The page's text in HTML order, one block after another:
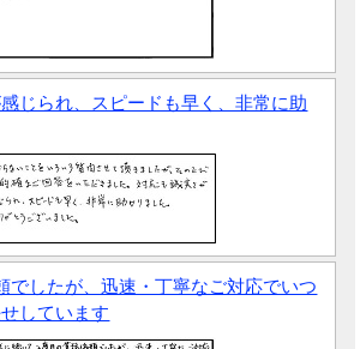
じられ、スピードも早く、非常に助
でしたが、迅速・丁寧なご対応でいつ
しています